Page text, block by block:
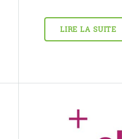
LIRE LA SUITE